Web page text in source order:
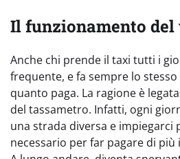
Il funzionamento del
Anche chi prende il taxi tutti i
frequente, e fa sempre lo
quanto paga. La ragione è
del tassametro. Infatti, ogni
una strada diversa e impiegarci
necessario per far pagare di